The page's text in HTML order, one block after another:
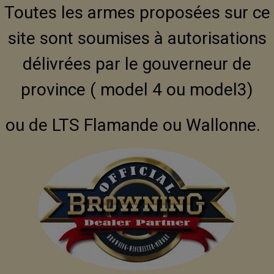
Toutes les armes proposées sur ce
site sont soumises à autorisations
délivrées par le gouverneur de
province ( model 4 ou model3)
ou de LTS Flamande ou Wallonne.